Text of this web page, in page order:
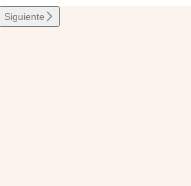
Siguiente